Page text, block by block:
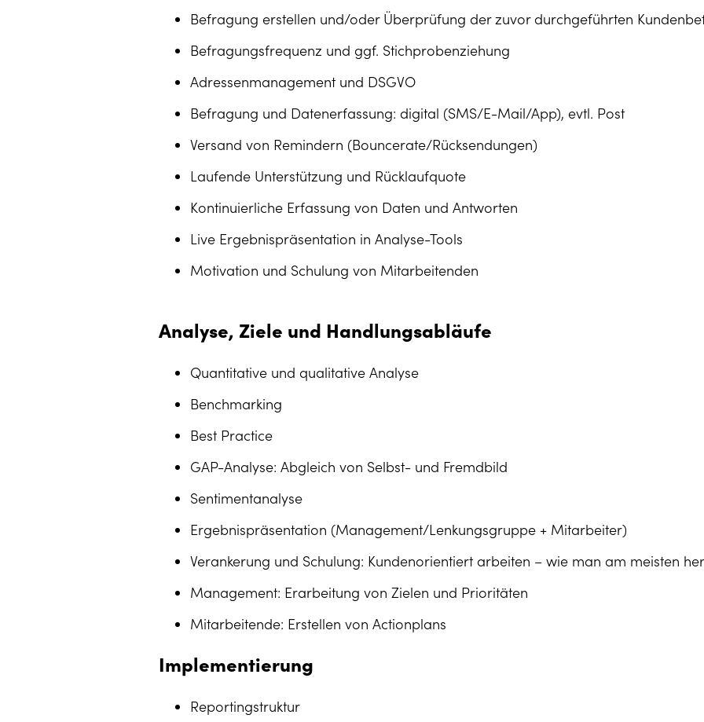
Befragung erstellen und/oder Überprüfung der zuvor durchgeführten
Befragungsfrequenz und ggf. Stichprobenziehung
Adressenmanagement und DSGVO
Befragung und Datenerfassung: digital (SMS/E-Mail/App), evtl. Post
Versand von Remindern (Bouncerate/Rücksendungen)
Laufende Unterstützung und Rücklaufquote
Kontinuierliche Erfassung von Daten und Antworten
Live Ergebnispräsentation in Analyse-Tools
Motivation und Schulung von Mitarbeitenden
Analyse, Ziele und Handlungsabläufe
Quantitative und qualitative Analyse
Benchmarking
Best Practice
GAP-Analyse: Abgleich von Selbst- und Fremdbild
Sentimentanalyse
Ergebnispräsentation (Management/Lenkungsgruppe + Mitarbeiter)
Verankerung und Schulung: Kundenorientiert arbeiten – wie man am meisten
Management: Erarbeitung von Zielen und Prioritäten
Mitarbeitende: Erstellen von Actionplans
Implementierung
Reportingstruktur